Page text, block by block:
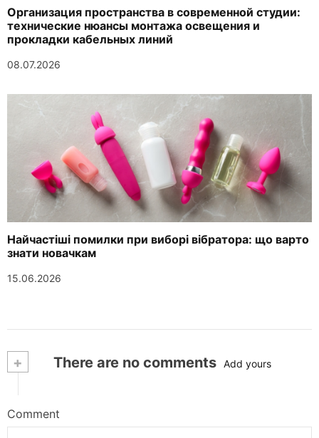
Организация пространства в современной студии:
технические нюансы монтажа освещения и
прокладки кабельных линий
08.07.2026
Найчастіші помилки при виборі вібратора: що варто
знати новачкам
15.06.2026
+ There are no comments Add yours
Comment